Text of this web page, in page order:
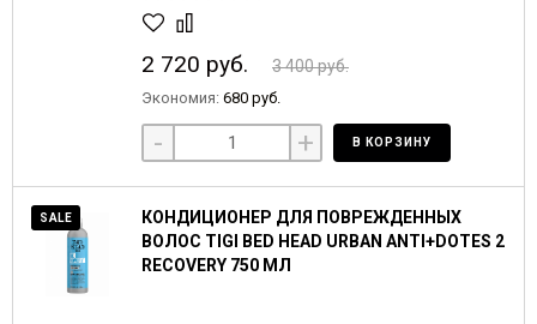
2 720 руб. 3 400 руб.
Экономия: 680 руб.
- + В КОРЗИНУ
SALE
КОНДИЦИОНЕР ДЛЯ ПОВРЕЖДЕННЫХ
ВОЛОС TIGI BED HEAD URBAN ANTI+DOTES 2
RECOVERY 750 МЛ